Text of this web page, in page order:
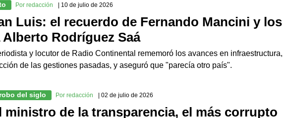
Por redacción | 10 de julio de 2026
Luis: el recuerdo de Fernando Mancini y los
Rodríguez Saá
y locutor de Radio Continental rememoró los avances en infraestructura,
de las gestiones pasadas, y aseguró que "parecía otro país".
del siglo Por redacción | 02 de julio de 2026
ministro de la transparencia, el más corrupto